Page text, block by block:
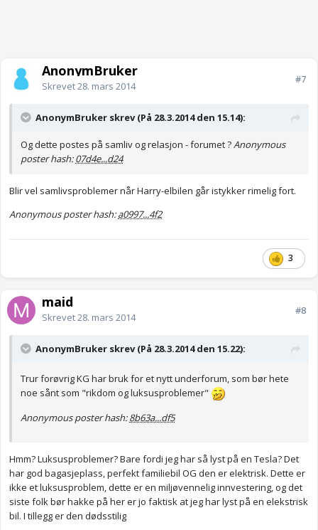
AnonymBruker
Skrevet28. mars 2014
#7
AnonymBruker skrev (På 28.3.2014 den 15.14):
Og dette postes på samliv og relasjon - forumet ?Anonymous
poster hash:07d4e...d24
Blir vel samlivsproblemer når Harry-elbilen går istykker rimelig fort.
Anonymous poster hash:a0997...4f2
3
maid
Skrevet28. mars 2014
#8
AnonymBruker skrev (På 28.3.2014 den 15.22):
Trur forøvrig KG har bruk for et nytt underforum, som bør hete
noe sånt som "rikdom og luksusproblemer"
Anonymous poster hash:8b63a...df5
Hmm? Luksusproblemer? Bare fordi jeg har så lyst på en Tesla? Det
har god bagasjeplass, perfekt familiebil OG den er elektrisk. Dette er
ikke et luksusproblem, dette er en miljøvennelig innvestering, og det
siste folk bør hakke på her er jo faktisk at jeg har lyst på en elekstrisk
bil. I tillegg er den dødsstilig